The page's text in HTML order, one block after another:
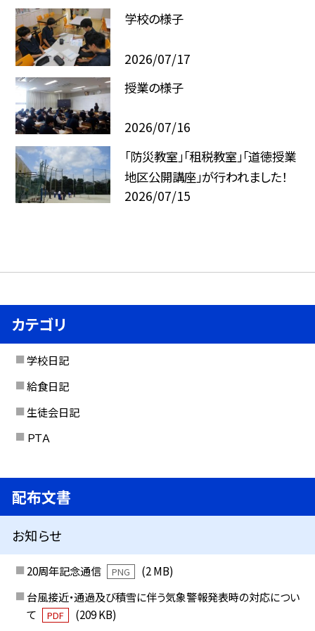
学校の様子
2026/07/17
授業の様子
2026/07/16
「防災教室」「租税教室」「道徳授業
地区公開講座」が行われました！
2026/07/15
カテゴリ
学校日記
給食日記
生徒会日記
ＰＴＡ
配布文書
お知らせ
20周年記念通信 PNG
(2 MB)
台風接近・通過及び積雪に伴う気象警報発表時の対応につい
て
PDF
(209 KB)